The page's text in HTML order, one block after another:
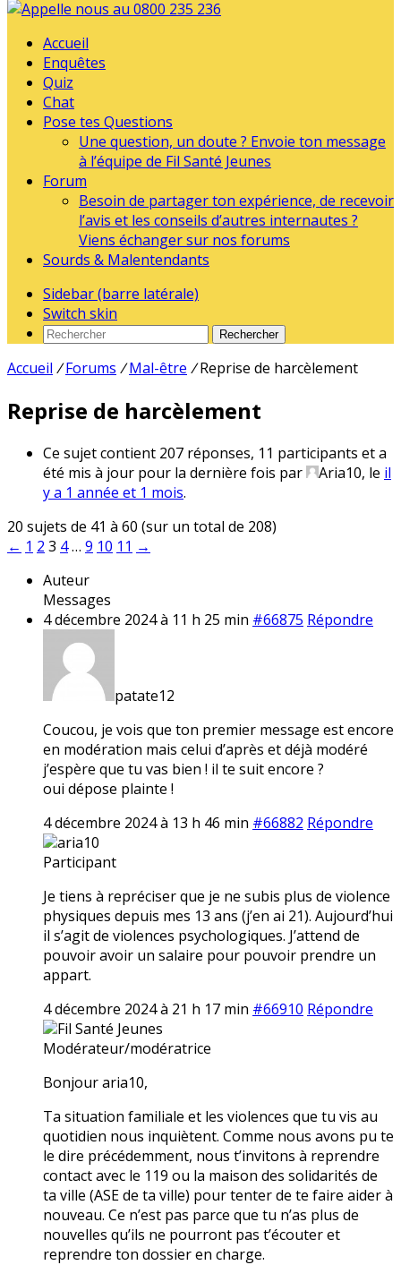
Accueil
Enquêtes
Quiz
Chat
Pose tes Questions
Une question, un doute ? Envoie ton message
à l’équipe de Fil Santé Jeunes
Forum
Besoin de partager ton expérience, de recevoir
l’avis et les conseils d’autres internautes ?
Viens échanger sur nos forums
Sourds & Malentendants
Sidebar (barre latérale)
Switch skin
Rechercher
Accueil / Forums / Mal-être / Reprise de harcèlement
Reprise de harcèlement
Ce sujet contient 207 réponses, 11 participants et a
été mis à jour pour la dernière fois par
Aria10, le il
y a 1 année et 1 mois.
20 sujets de 41 à 60 (sur un total de 208)
← 1 2 3 4… 9 10 11 →
Auteur
Messages
4 décembre 2024 à 11 h 25 min #66875 Répondre
patate12
Coucou, je vois que ton premier message est encore
en modération mais celui d’après et déjà modéré
j’espère que tu vas bien ! il te suit encore ?
oui dépose plainte !
4 décembre 2024 à 13 h 46 min #66882 Répondre
aria10
Participant
Je tiens à repréciser que je ne subis plus de violence
physiques depuis mes 13 ans (j’en ai 21). Aujourd’hui
il s’agit de violences psychologiques. J’attend de
pouvoir avoir un salaire pour pouvoir prendre un
appart.
4 décembre 2024 à 21 h 17 min #66910 Répondre
Fil Santé Jeunes
Modérateur/modératrice
Bonjour aria10,
Ta situation familiale et les violences que tu vis au
quotidien nous inquiètent. Comme nous avons pu te
le dire précédemment, nous t’invitons à reprendre
contact avec le 119 ou la maison des solidarités de
ta ville (ASE de ta ville) pour tenter de te faire aider à
nouveau. Ce n’est pas parce que tu n’as plus de
nouvelles qu’ils ne pourront pas t’écouter et
reprendre ton dossier en charge.